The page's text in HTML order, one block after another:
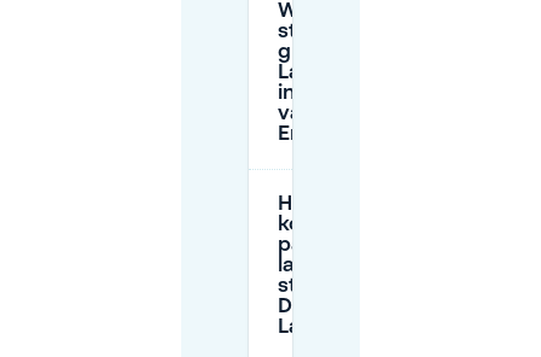
Wanneer is
straatparkeren
gratis in De
Laares (zones
in het centrum
van
Enschede)?
Hoeveel
kost
parkeren
langs de
straat bij
De
Laares?